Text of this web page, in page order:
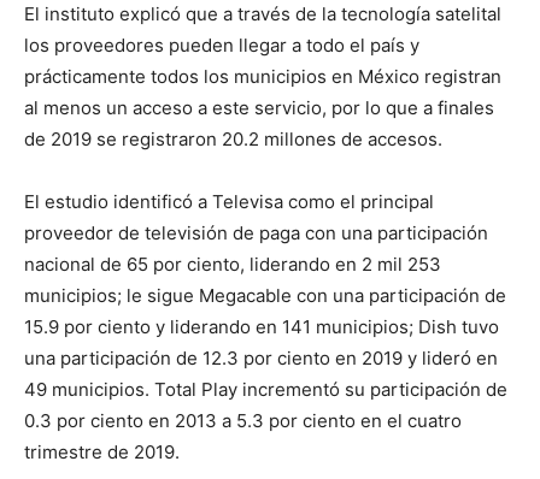
El instituto explicó que a través de la tecnología satelital
los proveedores pueden llegar a todo el país y
prácticamente todos los municipios en México registran
al menos un acceso a este servicio, por lo que a finales
de 2019 se registraron 20.2 millones de accesos.
El estudio identificó a Televisa como el principal
proveedor de televisión de paga con una participación
nacional de 65 por ciento, liderando en 2 mil 253
municipios; le sigue Megacable con una participación de
15.9 por ciento y liderando en 141 municipios; Dish tuvo
una participación de 12.3 por ciento en 2019 y lideró en
49 municipios. Total Play incrementó su participación de
0.3 por ciento en 2013 a 5.3 por ciento en el cuatro
trimestre de 2019.